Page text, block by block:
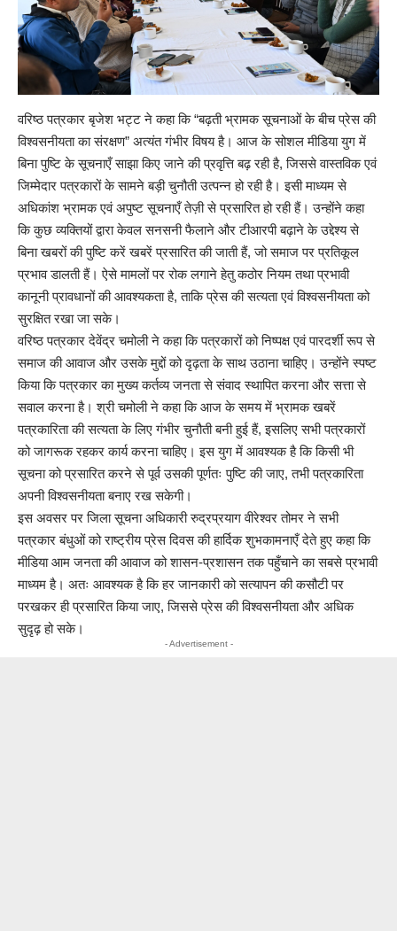
वरिष्ठ पत्रकार बृजेश भट्ट ने कहा कि “बढ़ती भ्रामक सूचनाओं के बीच प्रेस की
विश्वसनीयता का संरक्षण” अत्यंत गंभीर विषय है। आज के सोशल मीडिया युग में
बिना पुष्टि के सूचनाएँ साझा किए जाने की प्रवृत्ति बढ़ रही है, जिससे वास्तविक एवं
जिम्मेदार पत्रकारों के सामने बड़ी चुनौती उत्पन्न हो रही है। इसी माध्यम से
अधिकांश भ्रामक एवं अपुष्ट सूचनाएँ तेज़ी से प्रसारित हो रही हैं। उन्होंने कहा
कि कुछ व्यक्तियों द्वारा केवल सनसनी फैलाने और टीआरपी बढ़ाने के उद्देश्य से
बिना खबरों की पुष्टि करें खबरें प्रसारित की जाती हैं, जो समाज पर प्रतिकूल
प्रभाव डालती हैं। ऐसे मामलों पर रोक लगाने हेतु कठोर नियम तथा प्रभावी
कानूनी प्रावधानों की आवश्यकता है, ताकि प्रेस की सत्यता एवं विश्वसनीयता को
सुरक्षित रखा जा सके।
वरिष्ठ पत्रकार देवेंद्र चमोली ने कहा कि पत्रकारों को निष्पक्ष एवं पारदर्शी रूप से
समाज की आवाज और उसके मुद्दों को दृढ़ता के साथ उठाना चाहिए। उन्होंने स्पष्ट
किया कि पत्रकार का मुख्य कर्तव्य जनता से संवाद स्थापित करना और सत्ता से
सवाल करना है। श्री चमोली ने कहा कि आज के समय में भ्रामक खबरें
पत्रकारिता की सत्यता के लिए गंभीर चुनौती बनी हुई हैं, इसलिए सभी पत्रकारों
को जागरूक रहकर कार्य करना चाहिए। इस युग में आवश्यक है कि किसी भी
सूचना को प्रसारित करने से पूर्व उसकी पूर्णतः पुष्टि की जाए, तभी पत्रकारिता
अपनी विश्वसनीयता बनाए रख सकेगी।
इस अवसर पर जिला सूचना अधिकारी रुद्रप्रयाग वीरेश्वर तोमर ने सभी
पत्रकार बंधुओं को राष्ट्रीय प्रेस दिवस की हार्दिक शुभकामनाएँ देते हुए कहा कि
मीडिया आम जनता की आवाज को शासन-प्रशासन तक पहुँचाने का सबसे प्रभावी
माध्यम है। अतः आवश्यक है कि हर जानकारी को सत्यापन की कसौटी पर
परखकर ही प्रसारित किया जाए, जिससे प्रेस की विश्वसनीयता और अधिक
सुदृढ़ हो सके।
- Advertisement -